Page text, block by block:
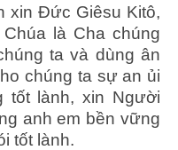
xin Ðức Giêsu Kitô,
là Cha chúng
ta và dùng ân
chúng ta sự an ủi
tốt lành, xin Người
anh em bền vững
tốt lành.